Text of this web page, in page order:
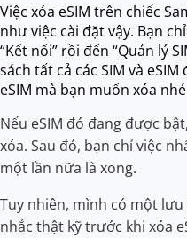
Việc xóa eSIM trên chiếc
như việc cài đặt vậy. Bạn
“Kết nối” rồi đến “Quản lý
sách tất cả các SIM và
eSIM mà bạn muốn xóa
Nếu eSIM đó đang được
xóa. Sau đó, bạn chỉ việc
một lần nữa là xong.
Tuy nhiên, mình có một
nhắc thật kỹ trước khi xóa